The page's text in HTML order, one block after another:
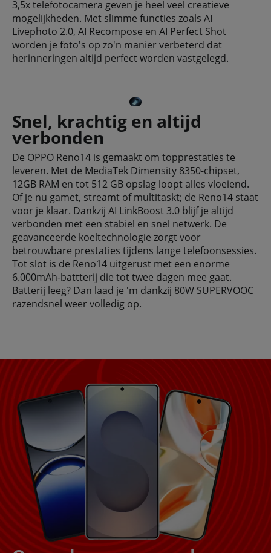
3,5x telefotocamera geven je heel veel creatieve
mogelijkheden. Met slimme functies zoals AI
Livephoto 2.0, AI Recompose en AI Perfect Shot
worden je foto's op zo'n manier verbeterd dat
herinneringen altijd perfect worden vastgelegd.
Snel, krachtig en altijd
verbonden
De OPPO Reno14 is gemaakt om topprestaties te
leveren. Met de MediaTek Dimensity 8350-chipset,
12GB RAM en tot 512 GB opslag loopt alles vloeiend.
Of je nu gamet, streamt of multitaskt; de Reno14 staat
voor je klaar. Dankzij AI LinkBoost 3.0 blijf je altijd
verbonden met een stabiel en snel netwerk. De
geavanceerde koeltechnologie zorgt voor
betrouwbare prestaties tijdens lange telefoonsessies.
Tot slot is de Reno14 uitgerust met een enorme
6.000mAh-battterij die tot twee dagen mee gaat.
Batterij leeg? Dan laad je 'm dankzij 80W SUPERVOOC
razendsnel weer volledig op.